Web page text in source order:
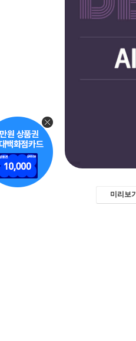
미리보기